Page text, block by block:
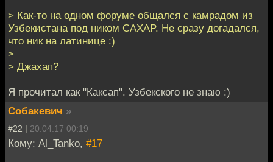
> Как-то на одном форуме общался с камрадом из
Узбекистана под ником CAXAP. Не сразу догадался,
что ник на латинице :)
>
> Джахап?
Я прочитал как "Каксап". Узбекского не знаю :)
Собакевич »
#22 | 20.04.17 00:19
Кому: Al_Tanko, #17